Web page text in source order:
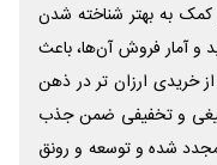
کمک به بهتر شناخته شدن
و آمار فروش آن‌ها، باعث
خریدی ارزان تر در ذهن
و تخفیفی ضمن جذب
شده و توسعه و رونق